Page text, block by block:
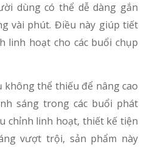
dùng có thể dễ dàng gắn
vài phút. Điều này giúp tiết
linh hoạt cho các buổi chụp
không thể thiếu để nâng cao
sáng trong các buổi phát
chỉnh linh hoạt, thiết kế tiện
vượt trội, sản phẩm này